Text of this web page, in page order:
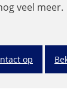
veel meer.
op